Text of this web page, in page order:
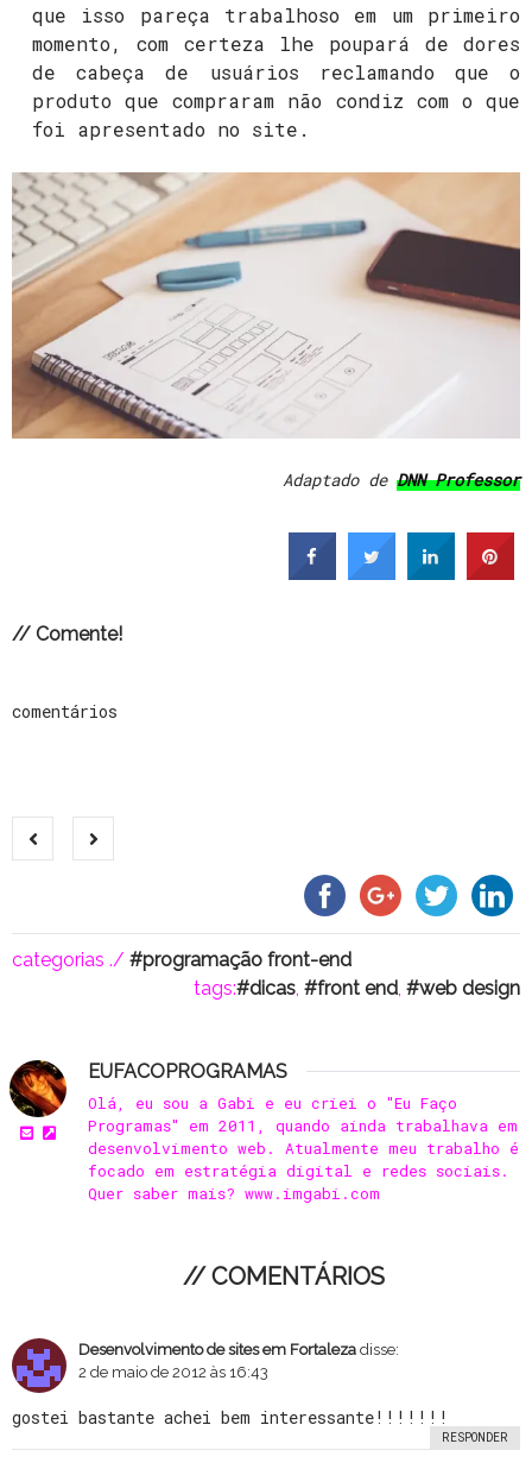
que isso pareça trabalhoso em um primeiro
momento, com certeza lhe poupará de dores
de cabeça de usuários reclamando que o
produto que compraram não condiz com o que
foi apresentado no site.
Adaptado de DNN Professor
// Comente!
comentários
categorias ./
programação front-end
tags:
dicas, front end, web design
EUFACOPROGRAMAS
Olá, eu sou a Gabi e eu criei o "Eu Faço
Programas" em 2011, quando ainda trabalhava em
desenvolvimento web. Atualmente meu trabalho é
focado em estratégia digital e redes sociais.
Quer saber mais? www.imgabi.com
// COMENTÁRIOS
Desenvolvimento de sites em Fortaleza disse:
2 de maio de 2012 às 16:43
gostei bastante achei bem interessante!!!!!!!
RESPONDER